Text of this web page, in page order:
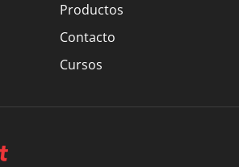
Productos
Contacto
Cursos